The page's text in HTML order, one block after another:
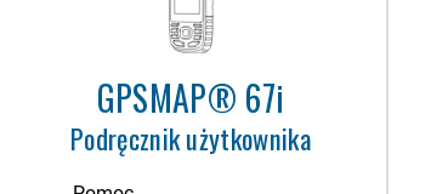
GPSMAP® 67i
Podręcznik użytkownika
Funkcje inReach
Wysyłanie wiadomości testowej
Synchronizowanie danych inReach